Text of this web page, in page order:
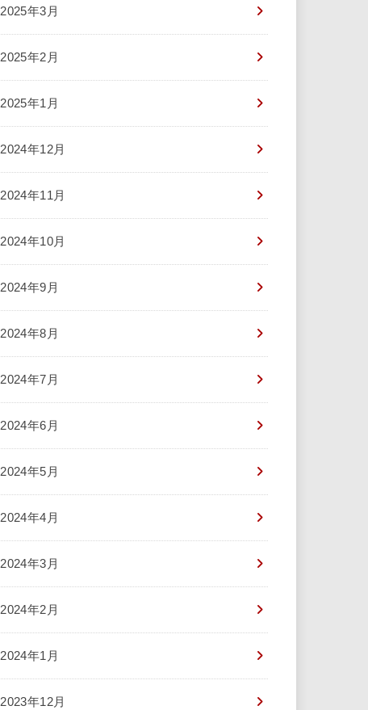
2025年3月
2025年2月
2025年1月
2024年12月
2024年11月
2024年10月
2024年9月
2024年8月
2024年7月
2024年6月
2024年5月
2024年4月
2024年3月
2024年2月
2024年1月
2023年12月